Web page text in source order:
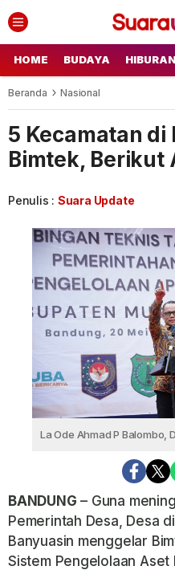
HOME BUDAYA HIBURAN
Beranda Nasional
5 Kecamatan
Bimtek, Berikut
Penulis : Suara Update
La Ode Ahmad P Balombo,
BANDUNG – Guna
Pemerintah Desa, Desa
Banyuasin menggelar
Sistem Pengelolaan Aset